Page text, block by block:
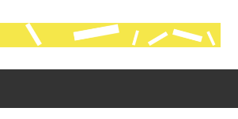
Kameras
stoppen!